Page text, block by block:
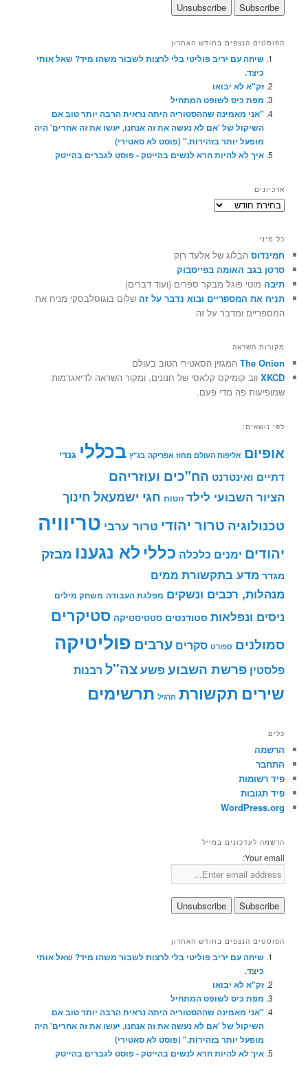
הפוסטים הנצפים בחודש האחרון
שיחה עם יריב פוליטי בלי לרצות לשבור משהו מיד? שאל אותי
כיצד.
זק"א לא יבואו
מפת כיס לשופט המתחיל
"אני מאמינה שההסטוריה היתה נראית הרבה יותר טוב אם
השיקול של 'אם לא נעשה את זה אנחנו, יעשו את זה אחרים' היה
מופעל יותר בזהירות." (פוסט לא סאטירי)
איך לא להיות חרא לנשים בהייטק - פוסט לגברים בהייטק
ארכיונים
ארכיונים
כל מיני
חמינדוס הבלוג של אלעד רוֶק
סרטן בגב האומה בפייסבוק
תיבה מוטי פוגל מבקר ספרים (ועוד דברים)
תניח את המספריים ובוא נדבר על זה שלום בוגוסלבסקי מניח את
המספריים ומדבר על זה
מקורות השראה
The Onion המגזין הסאטירי הטוב בעולם
XKCD ווב קומיקס קלאסי של חנונים, ומקור השראה לדיאגרמות
שמופיעות פה מדי פעם.
לפי נושאים:
אופיום אליפות העולם מחוז אפריקה בג"ץ בכללי גנדי
דתיים ואינטרנט הח"כים ועוזריהם
הציור השבועי לילד זוטות חגי ישמעאל חינוך
טכנולוגיה טרור יהודי טרור ערבי טריוויה
יהודים ימנים כלכלה כללי לא נגענו מבזק
מגדר מדע בתקשורת ממים
מנהלות, רכבים ונשקים מפלגת העבודה משחק מילים
ניסים ונפלאות סטודנטים סטטיסטיקה סטיקרים
סמולנים ספורט סקרים ערבים פוליטיקה
פלסטין פרשת השבועפשעצה"ל רבנות
שירים תקשורת תרגיל תרשימים
כלים
הרשמה
התחבר
פיד רשומות
פיד תגובות
WordPress.org
הרשמה לעדכונים במייל
Your email:
הפוסטים הנצפים בחודש האחרון
שיחה עם יריב פוליטי בלי לרצות לשבור משהו מיד? שאל אותי
כיצד.
זק"א לא יבואו
מפת כיס לשופט המתחיל
"אני מאמינה שההסטוריה היתה נראית הרבה יותר טוב אם
השיקול של 'אם לא נעשה את זה אנחנו, יעשו את זה אחרים' היה
מופעל יותר בזהירות." (פוסט לא סאטירי)
איך לא להיות חרא לנשים בהייטק - פוסט לגברים בהייטק